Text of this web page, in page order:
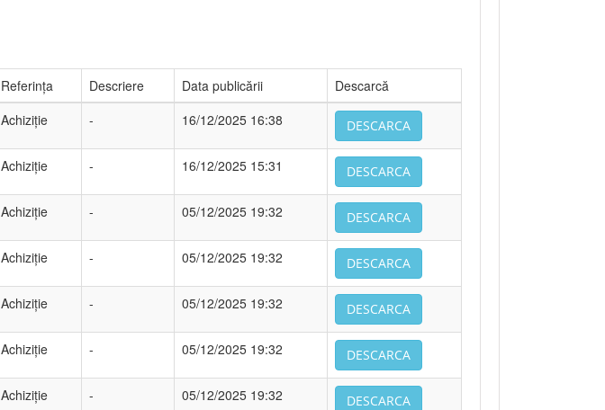
Referința Descriere Data publicării
Descarcă
Achiziție - 16/12/2025 16:38 DESCARCA
Achiziție - 16/12/2025 15:31 DESCARCA
Achiziție - 05/12/2025 19:32 DESCARCA
Achiziție - 05/12/2025 19:32 DESCARCA
Achiziție - 05/12/2025 19:32 DESCARCA
Achiziție - 05/12/2025 19:32 DESCARCA
Achiziție - 05/12/2025 19:32 DESCARCA